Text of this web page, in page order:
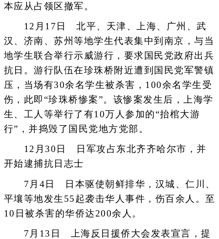
本应从占领区撤军。
12月17日 北平、天津、上海、广州、武
汉、济南、苏州等地学生代表集中到南京，与当
地学生联合举行示威游行，要求国民党政府出兵
抗日。游行队伍在珍珠桥附近遭到国民党军警镇
压，当场有30余名学生被杀害，100余名学生受
伤，此即“珍珠桥惨案”。该惨案发生后，上海学
生、工人等举行了有10万人参加的“抬棺大游
行”，并捣毁了国民党地方党部。
12月30日 日军攻占东北齐齐哈尔市，并
开始逮捕抗日志士
7月4日 日本驱使朝鲜排华，汉城、仁川、
平壤等地发生55起袭击华人事件，伤百余人。至
10日被杀害的华侨达200余人。
7月13日 上海反日援侨大会发表宣言，提